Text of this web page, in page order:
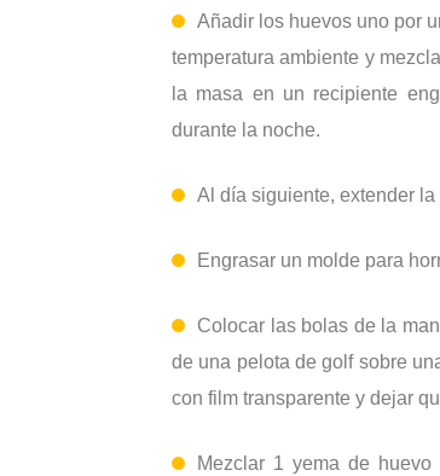
Añadir los huevos uno por
temperatura ambiente y
la masa en un recipiente
durante la noche.
Al día siguiente, extender
Engrasar un molde para
Colocar las bolas de la
de una pelota de golf sobre
con film transparente y dejar
Mezclar 1 yema de